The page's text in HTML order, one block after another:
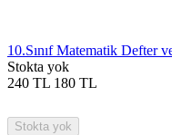
10.Sınıf Matematik Defter
Stokta yok
240 TL 180 TL
Stokta yok